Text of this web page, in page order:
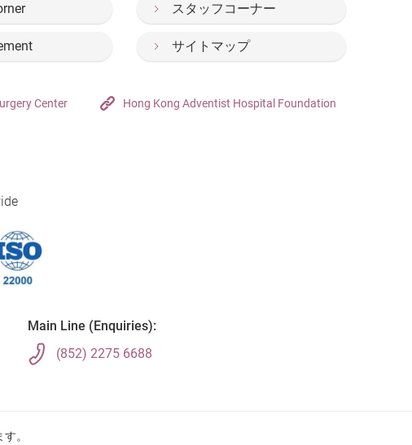
スタッフコーナー
サイトマップ
Center Hong Kong Adventist Hospital Foundation
Main Line (Enquiries):
(852) 2275 6688
。